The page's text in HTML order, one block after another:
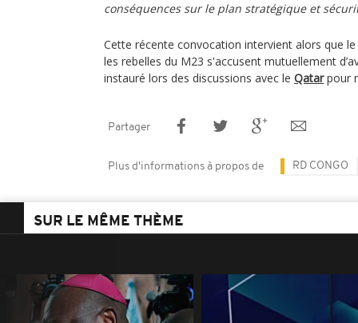
conséquences sur le plan stratégique et
Cette récente convocation intervient alors que
les rebelles du M23 s'accusent mutuellement
instauré lors des discussions avec le Qatarpour
Partager
Plus d'informations à propos de RD CONGO
SUR LE MÊME THÈME